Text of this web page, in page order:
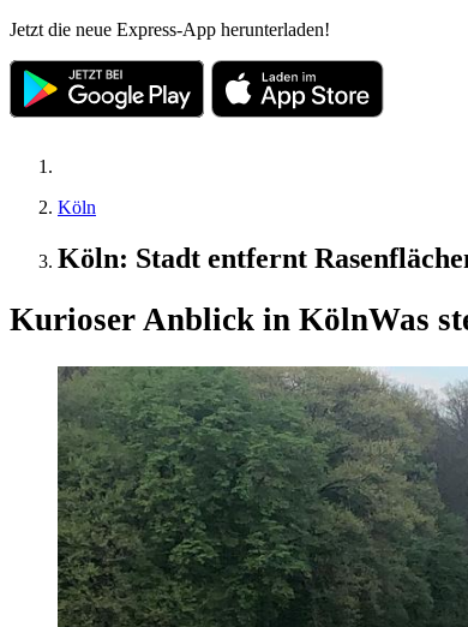
Jetzt die neue Express-App herunterladen!
Köln
Köln: Stadt entfernt
Kurioser Anblick in KölnWas